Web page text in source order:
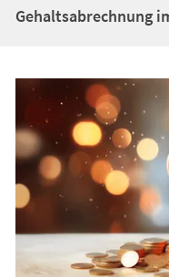
Gehaltsabrechnung